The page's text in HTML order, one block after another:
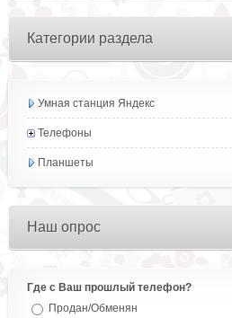
Категории раздела
Умная станция Яндекс
Телефоны
Планшеты
Наш опрос
Где с Ваш прошлый телефон?
Продан/Обменян